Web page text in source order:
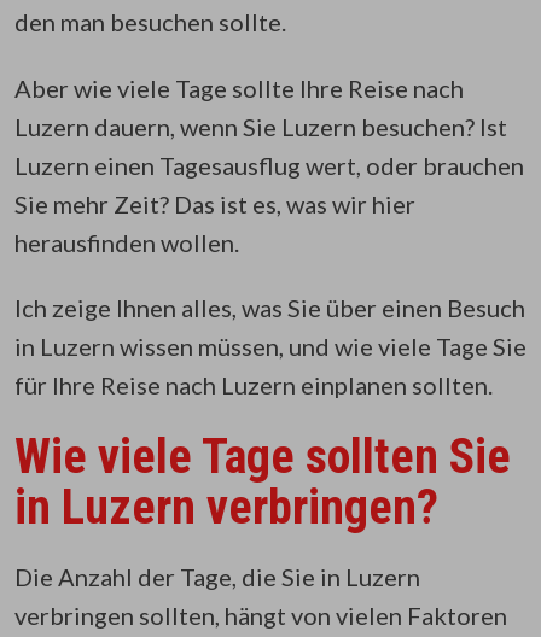
den man besuchen sollte.
Aber wie viele Tage sollte Ihre Reise nach
Luzern dauern, wenn Sie Luzern besuchen? Ist
Luzern einen Tagesausflug wert, oder brauchen
Sie mehr Zeit? Das ist es, was wir hier
herausfinden wollen.
Ich zeige Ihnen alles, was Sie über einen Besuch
in Luzern wissen müssen, und wie viele Tage Sie
für Ihre Reise nach Luzern einplanen sollten.
Wie viele Tage sollten Sie
in Luzern verbringen?
Die Anzahl der Tage, die Sie in Luzern
verbringen sollten, hängt von vielen Faktoren